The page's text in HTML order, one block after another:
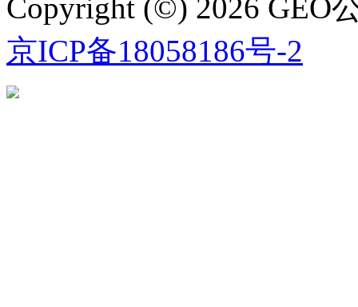
Copyright (©) 2026 GEO
京ICP备18058186号-2